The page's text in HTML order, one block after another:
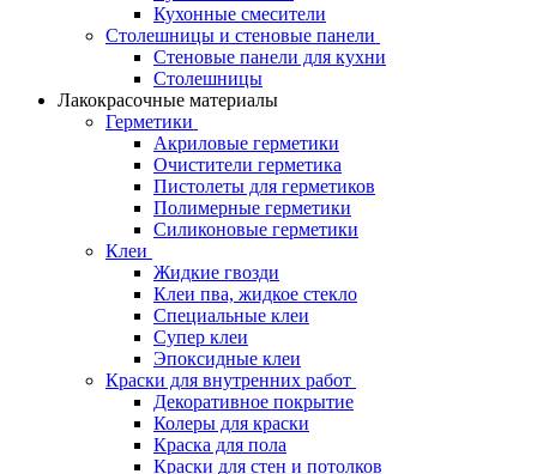
Кухонные смесители
Столешницы и стеновые панели
Стеновые панели для кухни
Столешницы
Лакокрасочные материалы
Герметики
Акриловые герметики
Очистители герметика
Пистолеты для герметиков
Полимерные герметики
Силиконовые герметики
Клеи
Жидкие гвозди
Клеи пва, жидкое стекло
Специальные клеи
Супер клеи
Эпоксидные клеи
Краски для внутренних работ
Декоративное покрытие
Колеры для краски
Краска для пола
Краски для стен и потолков